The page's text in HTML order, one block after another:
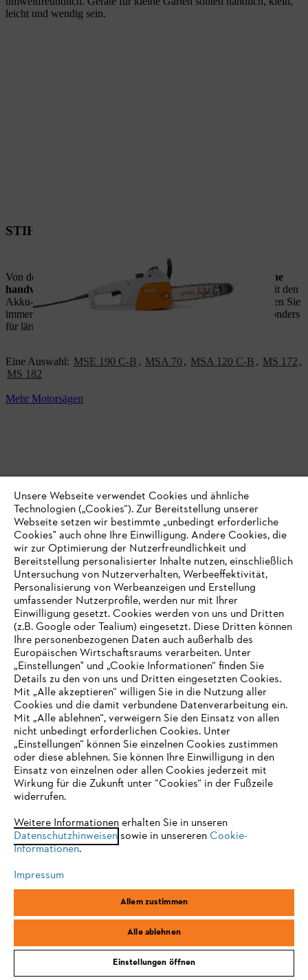
leicht und wendig sein.
STIHL Motorsägen für Kleingärten
Von der
Grundstückspflege im kleinen Garten über einfache
handwerkliche Arbeiten bis hin zumBrennholzsägen
– mit den
Akku-, Elektro- oder Benzin-Motorsägen von STIHL schneiden Sie
immer gut ab. Die leichten Akku-Motorsägen eignen sich besonders
für lärmsensible Bereiche.
Eine Auswahl: MSE 190 C-B , MSA 70, MSA 120 C-B , MS 172 ,
MS 182
Mehr Motorsägen
STIHL Heckenscheren/ Gehölzschneider
Mit diesenSTIHL Heckenscheren , Strauchscheren und
Gehölzschneidern bringen Sie ganz einfach Odnung in Ihren
kleinen Garten: Sie
eignen sich sehr gut für den Trimmschnitt
von niedrigen bis brusthohen Hecken, Formsträuchern und
bodennahen Gewächsen.
Eine Auswahl: HS 45,HSA 26,GTA 26, HSA 45
Mehr Heckenscheren
STIHL Akku-Laubbläser für kleine Flächen
IHR BROWSER WIRD NICHT
UNTERSTÜTZT
eine optimale Nutzung unserer Seite empfehlen wir Ihnen, zu
einem der folgenden Browser zu wechseln:
Firefox Chrome
Unsere Webseite verwendet Cookies und ähnliche
Technologien („Cookies“). Zur Bereitstellung unserer
Webseite setzen wir bestimmte „unbedingt erforderliche
Cookies" auch ohne Ihre Einwilligung. Andere Cookies, die
wir zur Optimierung der Nutzerfreundlichkeit und
Bereitstellung personalisierter Inhalte nutzen, einschließlich
Untersuchung von Nutzerverhalten, Werbeeffektivität,
Personalisierung von Werbeanzeigen und Erstellung
umfassender Nutzerprofile, werden nur mit Ihrer
Einwilligung gesetzt. Cookies werden von uns und Dritten
(z.B. Google oder Tealium) eingesetzt. Diese Dritten können
Ihre personenbezogenen Daten auch außerhalb des
Europäischen Wirtschaftsraums verarbeiten. Unter
„Einstellungen" und „Cookie Informationen“ finden Sie
Details zu den von uns und Dritten eingesetzten Cookies.
Mit „Alle akzeptieren“ willigen Sie in die Nutzung aller
Cookies und die damit verbundene Datenverarbeitung ein.
Mit „Alle ablehnen“, verweigern Sie den Einsatz von allen
nicht unbedingt erforderlichen Cookies. Unter
„Einstellungen“ können Sie einzelnen Cookies zustimmen
oder diese ablehnen. Sie können Ihre Einwilligung in den
Einsatz von einzelnen oder allen Cookies jederzeit mit
Wirkung für die Zukunft unter “Cookies“ in der Fußzeile
widerrufen.
Weitere Informationen erhalten Sie in unseren
Datenschutzhinweisensowie in unsereren Cookie-
Informationen.
Impressum
Allem zustimmen
Alle ablehnen
Einstellungen öffnen